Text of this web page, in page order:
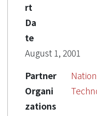
rt
Da
te
August 1, 2001
Partner
Organi
zations